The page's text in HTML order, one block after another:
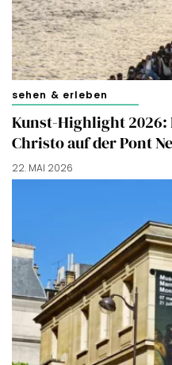
sehen & erleben
Kunst-Highlight 2026:
Christo auf der Pont
22. MAI 2026